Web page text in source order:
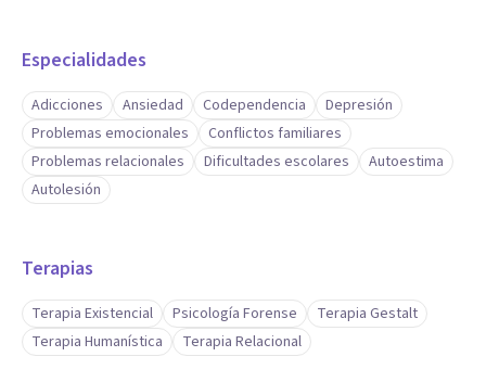
Especialidades
Adicciones Ansiedad Codependencia
Depresión
Problemas emocionales
Conflictos familiares
Problemas relacionales
Dificultades escolares
Autoestima
Autolesión
Terapias
Terapia Existencial Psicología Forense
Terapia Gestalt
Terapia Humanística
Terapia Relacional